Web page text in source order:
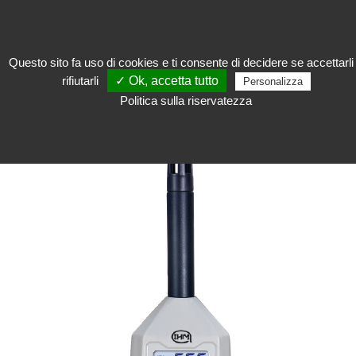
Conservare>Apparecchi di misura e sicurezza> Apparecchi di misura
Termoigrometro digitale portatile
Questo sito fa uso di cookies e ti consente di decidere se accettarli
rifiutarli
✓ Ok, accetta tutto Personalizza
Politica sulla riservatezza